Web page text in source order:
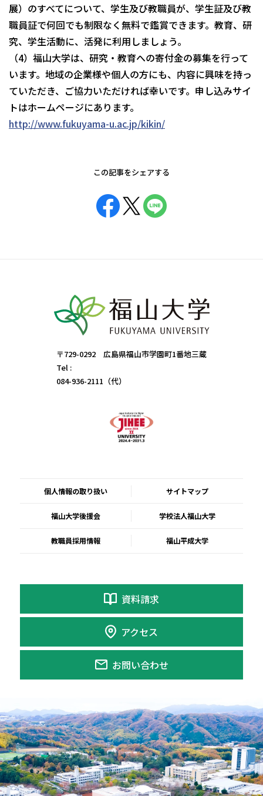
展）のすべてについて、学生及び教職員が、学生証及び教
職員証で何回でも制限なく無料で鑑賞できます。教育、研
究、学生活動に、活発に利用しましょう。
（4）福山大学は、研究・教育への寄付金の募集を行って
います。地域の企業様や個人の方にも、内容に興味を持っ
ていただき、ご協力いただければ幸いです。申し込みサイ
トはホームページにあります。
http://www.fukuyama-u.ac.jp/kikin/
この記事をシェアする
〒729-0292 広島県福山市学園町1番地三蔵
Tel :
084-936-2111（代）
個人情報の取り扱い サイトマップ
福山大学後援会 学校法人福山大学
教職員採用情報 福山平成大学
資料請求
アクセス
お問い合わせ